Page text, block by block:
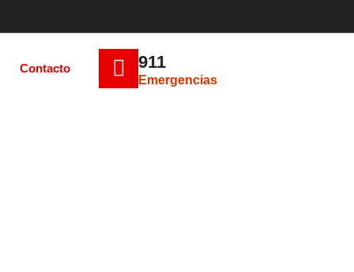
Contacto 911
Emergencias